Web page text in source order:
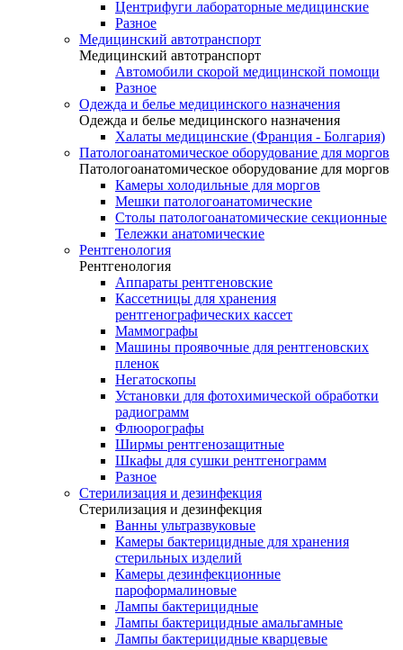
Центрифуги лабораторные медицинские
Разное
Медицинский автотранспорт
Медицинский автотранспорт
Автомобили скорой медицинской помощи
Разное
Одежда и белье медицинского назначения
Одежда и белье медицинского назначения
Халаты медицинские (Франция - Болгария)
Патологоанатомическое оборудование для моргов
Патологоанатомическое оборудование для моргов
Камеры холодильные для моргов
Мешки патологоанатомические
Столы патологоанатомические секционные
Тележки анатомические
Рентгенология
Рентгенология
Аппараты рентгеновские
Кассетницы для хранения
рентгенографических кассет
Маммографы
Машины проявочные для рентгеновских
пленок
Негатоскопы
Установки для фотохимической обработки
радиограмм
Флюорографы
Ширмы рентгенозащитные
Шкафы для сушки рентгенограмм
Разное
Стерилизация и дезинфекция
Стерилизация и дезинфекция
Ванны ультразвуковые
Камеры бактерицидные для хранения
стерильных изделий
Камеры дезинфекционные
пароформалиновые
Лампы бактерицидные
Лампы бактерицидные амальгамные
Лампы бактерицидные кварцевые